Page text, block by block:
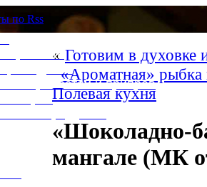
пряности
и диета
пряностей и приправ
калорий
по Rss
«Готовим в духовке
«Ароматная»
Полевая кухня
«Шоколадно-
мангале (МК